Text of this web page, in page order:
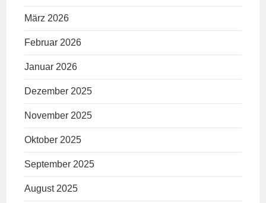
März 2026
Februar 2026
Januar 2026
Dezember 2025
November 2025
Oktober 2025
September 2025
August 2025